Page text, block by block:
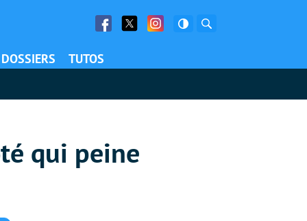
Facebook
Twitter Facebook
DOSSIERS TUTOS
qui peine